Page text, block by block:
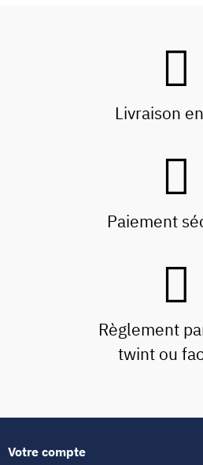
Livraison
Paiement
Règlement
twint ou
Votre compte